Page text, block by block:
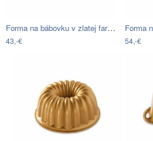
Forma na bábovku v zlatej farbe Nordic…
43,-€ 54,-€